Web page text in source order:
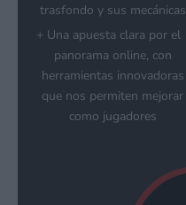
trasfondo y sus mecánicas
Una apuesta clara por el
panorama online, con
herramientas innovadoras
que nos permiten mejorar
como jugadores